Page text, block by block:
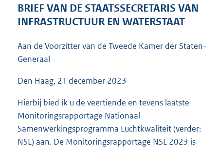
e
:
7
BRIEF VAN DE STAATSSECRETARIS VAN
INFRASTRUCTUUR EN WATERSTAAT
Aan de Voorzitter van de Tweede Kamer der Staten-
Generaal
Den Haag, 21 december 2023
Hierbij bied ik u de veertiende en tevens laatste
Monitoringsrapportage Nationaal
Samenwerkingsprogramma Luchtkwaliteit (verder:
NSL) aan. De Monitoringsrapportage NSL 2023 is